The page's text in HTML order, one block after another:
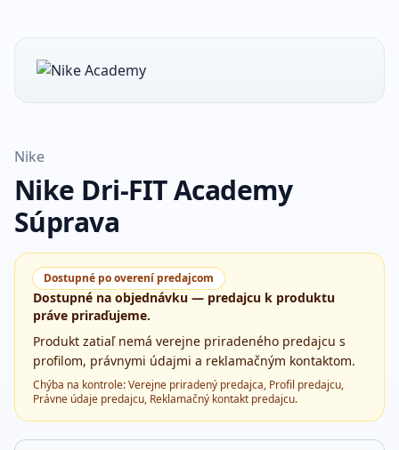
Nike
Nike Dri-FIT Academy
Súprava
Dostupné po overení predajcom
Dostupné na objednávku — predajcu k produktu
práve priraďujeme.
Produkt zatiaľ nemá verejne priradeného predajcu s
profilom, právnymi údajmi a reklamačným kontaktom.
Chýba na kontrole:Verejne priradený predajca, Profil predajcu,
Právne údaje predajcu, Reklamačný kontakt predajcu.